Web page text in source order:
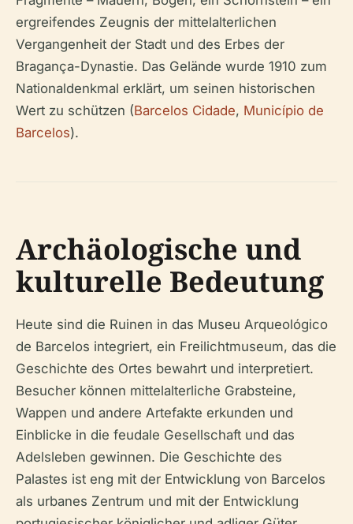
ergreifendes Zeugnis der mittelalterlichen
Vergangenheit der Stadt und des Erbes der
Bragança-Dynastie. Das Gelände wurde 1910 zum
Nationaldenkmal erklärt, um seinen historischen
Wert zu schützen (Barcelos Cidade, Município de
Barcelos).
Archäologische und
kulturelle Bedeutung
Heute sind die Ruinen in das Museu Arqueológico
de Barcelos integriert, ein Freilichtmuseum, das die
Geschichte des Ortes bewahrt und interpretiert.
Besucher können mittelalterliche Grabsteine,
Wappen und andere Artefakte erkunden und
Einblicke in die feudale Gesellschaft und das
Adelsleben gewinnen. Die Geschichte des
Palastes ist eng mit der Entwicklung von Barcelos
als urbanes Zentrum und mit der Entwicklung